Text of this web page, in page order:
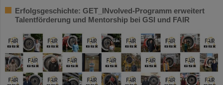
Erfolgsgeschichte: GET_INvolved-Programm erweitert
Talentförderung und Mentorship bei GSI und FAIR